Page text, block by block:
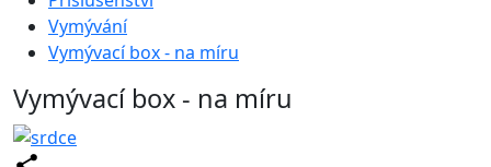
Vymývání
Vymývací box - na míru
Vymývací box - na míru